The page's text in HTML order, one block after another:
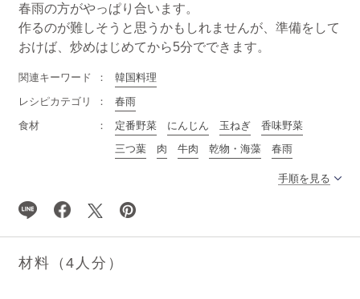
春雨の方がやっぱり合います。
作るのが難しそうと思うかもしれませんが、準備をして
おけば、炒めはじめてから5分でできます。
関連キーワード
韓国料理
レシピカテゴリ
春雨
食材
定番野菜 にんじん 玉ねぎ
香味野菜
三つ葉
肉 牛肉 乾物・海藻 春雨
手順を見る
材料（4人分）